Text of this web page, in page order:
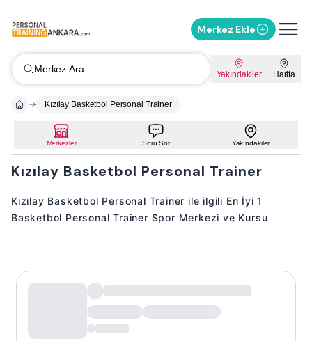
Merkez Ekle
Merkez Ara Yakındakiler Harita
Kızılay Basketbol Personal Trainer
Merkezler Soru Sor Yakındakiler
Kızılay Basketbol Personal Trainer
Kızılay Basketbol Personal Trainer ile ilgili En İyi 1
Basketbol Personal Trainer Spor Merkezi ve Kursu